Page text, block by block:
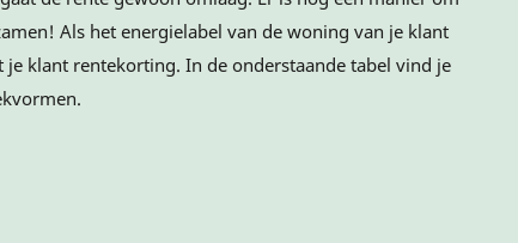
Als het energielabel van de woning van je klant
klant rentekorting. In de onderstaande tabel vind je